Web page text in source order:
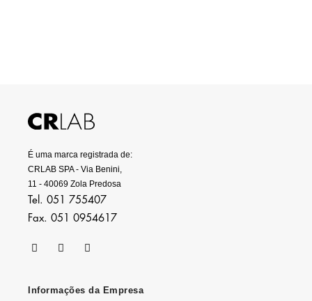
É uma marca registrada de:
CRLAB SPA - Via Benini,
11 - 40069 Zola Predosa
Tel. 051 755407
Fax. 051 0954617
Informações da Empresa